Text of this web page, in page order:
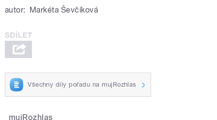
autor: Markéta Ševčíková
Všechny díly pořadu na mujRozhlas
mujRozhlas